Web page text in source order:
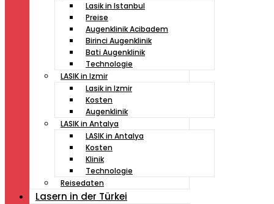
Lasik in Istanbul
Preise
Augenklinik Acibadem
Birinci Augenklinik
Bati Augenklinik
Technologie
LASIK in Izmir
Lasik in Izmir
Kosten
Augenklinik
LASIK in Antalya
LASIK in Antalya
Kosten
Klinik
Technologie
Reisedaten
Lasern in der Türkei